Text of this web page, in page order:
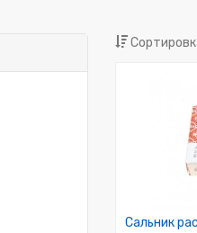
Сальник